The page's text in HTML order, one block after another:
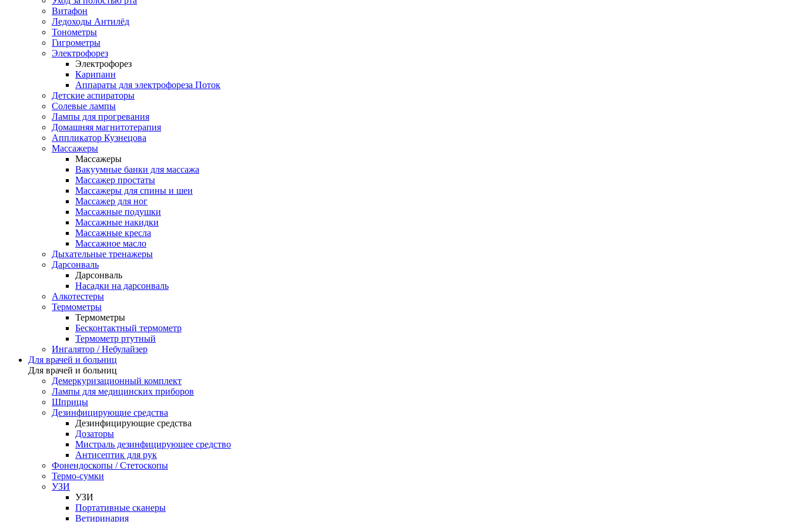
Витафон
Ледоходы Антилёд
Тонометры
Гигрометры
Электрофорез
Электрофорез
Карипаин
Аппараты для электрофореза Поток
Детские аспираторы
Солевые лампы
Лампы для прогревания
Домашняя магнитотерапия
Аппликатор Кузнецова
Массажеры
Массажеры
Вакуумные банки для массажа
Массажер простаты
Массажеры для спины и шеи
Массажер для ног
Массажные подушки
Массажные накидки
Массажные кресла
Массажное масло
Дыхательные тренажеры
Дарсонваль
Дарсонваль
Насадки на дарсонваль
Алкотестеры
Термометры
Термометры
Бесконтактный термометр
Термометр ртутный
Ингалятор / Небулайзер
Для врачей и больниц
Для врачей и больниц
Демеркуризационный комплект
Лампы для медицинских приборов
Шприцы
Дезинфицирующие средства
Дезинфицирующие средства
Дозаторы
Мистраль дезинфицирующее средство
Антисептик для рук
Фонендоскопы / Стетоскопы
Термо-сумки
УЗИ
УЗИ
Портативные сканеры
Ветиринария